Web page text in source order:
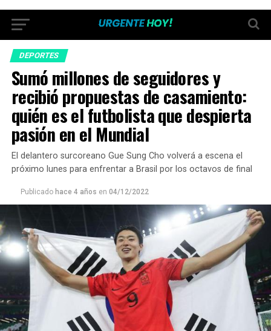
DEPORTES
Sumó millones de seguidores y
recibió propuestas de casamiento:
quién es el futbolista que despierta
pasión en el Mundial
El delantero surcoreano Gue Sung Cho volverá a escena el
próximo lunes para enfrentar a Brasil por los octavos de final
Publicado hace 4 años en 04/12/2022